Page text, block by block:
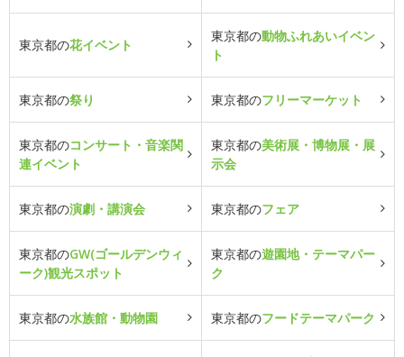
東京都の花イベント
東京都の動物ふれあいイベン
ト
東京都の祭り 東京都のフリーマーケット
東京都のコンサート・音楽関
連イベント
東京都の美術展・博物展・展
示会
東京都の演劇・講演会 東京都のフェア
東京都のGW(ゴールデンウィ
ーク)観光スポット
東京都の遊園地・テーマパー
ク
東京都の水族館・動物園 東京都のフードテーマパーク